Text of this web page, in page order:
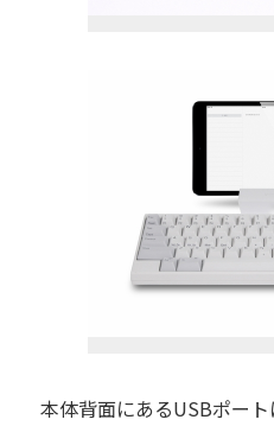
本体背面にあるUSBポート